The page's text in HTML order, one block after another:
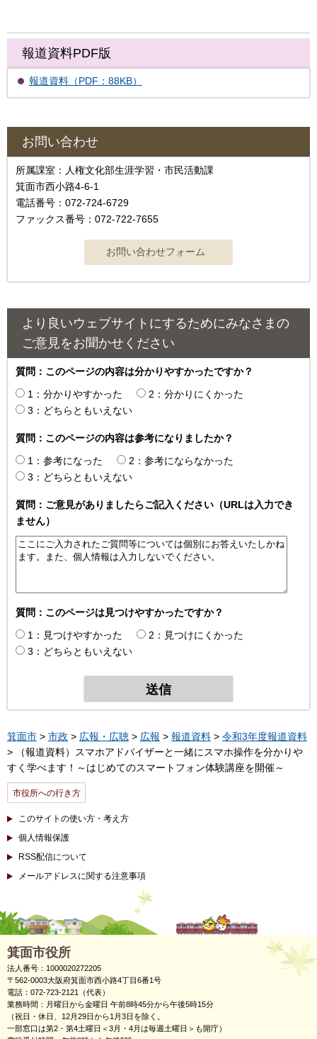
報道資料PDF版
報道資料（PDF：88KB）
お問い合わせ
所属課室：人権文化部生涯学習・市民活動課
箕面市西小路4‐6‐1
電話番号：072-724-6729
ファックス番号：072-722-7655
より良いウェブサイトにするためにみなさまの
ご意見をお聞かせください
質問：このページの内容は分かりやすかったですか？
1：分かりやすかった
2：分かりにくかった
3：どちらともいえない
質問：このページの内容は参考になりましたか？
1：参考になった
2：参考にならなかった
3：どちらともいえない
質問：ご意見がありましたらご記入ください（URLは入力でき
ません）
質問：このページは見つけやすかったですか？
1：見つけやすかった
2：見つけにくかった
3：どちらともいえない
箕面市 > 市政 > 広報・広聴 > 広報 > 報道資料 > 令和3年度報道資料
> （報道資料）スマホアドバイザーと一緒にスマホ操作を分かりや
すく学べます！～はじめてのスマートフォン体験講座を開催～
市役所への行き方
このサイトの使い方・考え方
個人情報保護
RSS配信について
メールアドレスに関する注意事項
箕面市役所
法人番号：1000020272205
〒562-0003大阪府箕面市西小路4丁目6番1号
電話：072-723-2121（代表）
業務時間：月曜日から金曜日 午前8時45分から午後5時15分
（祝日・休日、12月29日から1月3日を除く。
一部窓口は第2・第4土曜日＜3月・4月は毎週土曜日＞も開庁）